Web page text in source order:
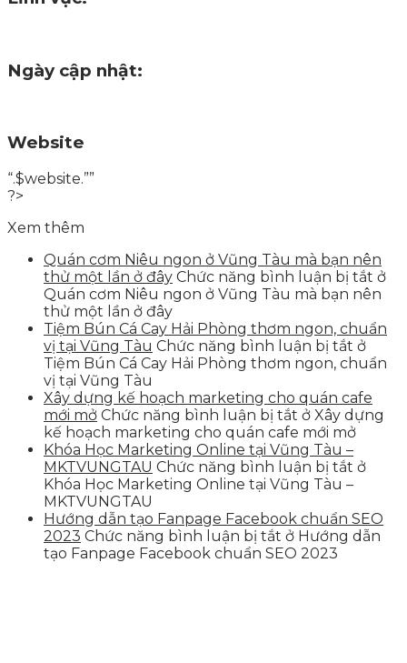
Ngày cập nhật:
Website
“.$website.””
?>
Xem thêm
Quán cơm Niêu ngon ở Vũng Tàu mà bạn nên
thử một lần ở đây Chức năng bình luận bị tắt ở
Quán cơm Niêu ngon ở Vũng Tàu mà bạn nên
thử một lần ở đây
Tiệm Bún Cá Cay Hải Phòng thơm ngon, chuẩn
vị tại Vũng Tàu Chức năng bình luận bị tắt ở
Tiệm Bún Cá Cay Hải Phòng thơm ngon, chuẩn
vị tại Vũng Tàu
Xây dựng kế hoạch marketing cho quán cafe
mới mở Chức năng bình luận bị tắt ở Xây dựng
kế hoạch marketing cho quán cafe mới mở
Khóa Học Marketing Online tại Vũng Tàu –
MKTVUNGTAU Chức năng bình luận bị tắt ở
Khóa Học Marketing Online tại Vũng Tàu –
MKTVUNGTAU
Hướng dẫn tạo Fanpage Facebook chuẩn SEO
2023 Chức năng bình luận bị tắt ở Hướng dẫn
tạo Fanpage Facebook chuẩn SEO 2023